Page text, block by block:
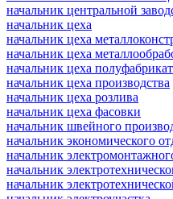
начальник центральной
начальник цеха
начальник цеха
начальник цеха
начальник цеха
начальник цеха производства
начальник цеха розлива
начальник цеха фасовки
начальник швейного
начальник экономического
начальник
начальник
начальник